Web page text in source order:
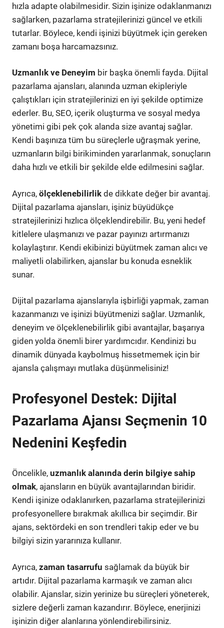
hızla adapte olabilmesidir. Sizin işinize odaklanmanızı
sağlarken, pazarlama stratejilerinizi güncel ve etkili
tutarlar. Böylece, kendi işinizi büyütmek için gereken
zamanı boşa harcamazsınız.
Uzmanlık ve Deneyim bir başka önemli fayda. Dijital
pazarlama ajansları, alanında uzman ekipleriyle
çalıştıkları için stratejilerinizi en iyi şekilde optimize
ederler. Bu, SEO, içerik oluşturma ve sosyal medya
yönetimi gibi pek çok alanda size avantaj sağlar.
Kendi başınıza tüm bu süreçlerle uğraşmak yerine,
uzmanların bilgi birikiminden yararlanmak, sonuçların
daha hızlı ve etkili bir şekilde elde edilmesini sağlar.
Ayrıca, ölçeklenebilirlik de dikkate değer bir avantaj.
Dijital pazarlama ajansları, işiniz büyüdükçe
stratejilerinizi hızlıca ölçeklendirebilir. Bu, yeni hedef
kitlelere ulaşmanızı ve pazar payınızı artırmanızı
kolaylaştırır. Kendi ekibinizi büyütmek zaman alıcı ve
maliyetli olabilirken, ajanslar bu konuda esneklik
sunar.
Dijital pazarlama ajanslarıyla işbirliği yapmak, zaman
kazanmanızı ve işinizi büyütmenizi sağlar. Uzmanlık,
deneyim ve ölçeklenebilirlik gibi avantajlar, başarıya
giden yolda önemli birer yardımcıdır. Kendinizi bu
dinamik dünyada kaybolmuş hissetmemek için bir
ajansla çalışmayı mutlaka düşünmelisiniz!
Profesyonel Destek: Dijital
Pazarlama Ajansı Seçmenin 10
Nedenini Keşfedin
Öncelikle, uzmanlık alanında derin bilgiye sahip
olmak, ajansların en büyük avantajlarından biridir.
Kendi işinize odaklanırken, pazarlama stratejilerinizi
profesyonellere bırakmak akıllıca bir seçimdir. Bir
ajans, sektördeki en son trendleri takip eder ve bu
bilgiyi sizin yararınıza kullanır.
Ayrıca, zaman tasarrufu sağlamak da büyük bir
artıdır. Dijital pazarlama karmaşık ve zaman alıcı
olabilir. Ajanslar, sizin yerinize bu süreçleri yöneterek,
sizlere değerli zaman kazandırır. Böylece, enerjinizi
işinizin diğer alanlarına yönlendirebilirsiniz.